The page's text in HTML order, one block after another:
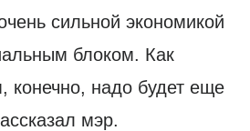
сильной экономикой
блоком. Как
конечно, надо будет еще
мэр.